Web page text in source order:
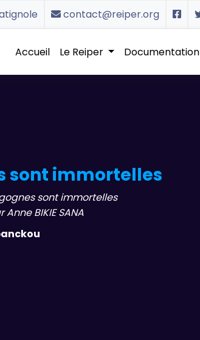
contact@reiper.org
Accueil Le Reiper Documentation
sont immortelles
sont immortelles
BIKIE SANA